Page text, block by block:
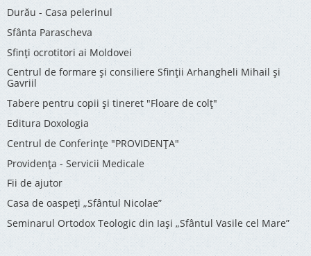
Durău - Casa pelerinul
Sfânta Parascheva
Sfinți ocrotitori ai Moldovei
Centrul de formare și consiliere Sfinții Arhangheli Mihail și
Gavriil
Tabere pentru copii şi tineret "Floare de colţ"
Editura Doxologia
Centrul de Conferinţe "PROVIDENŢA"
Providenţa - Servicii Medicale
Fii de ajutor
Casa de oaspeți „Sfântul Nicolae”
Seminarul Ortodox Teologic din Iași „Sfântul Vasile cel Mare”